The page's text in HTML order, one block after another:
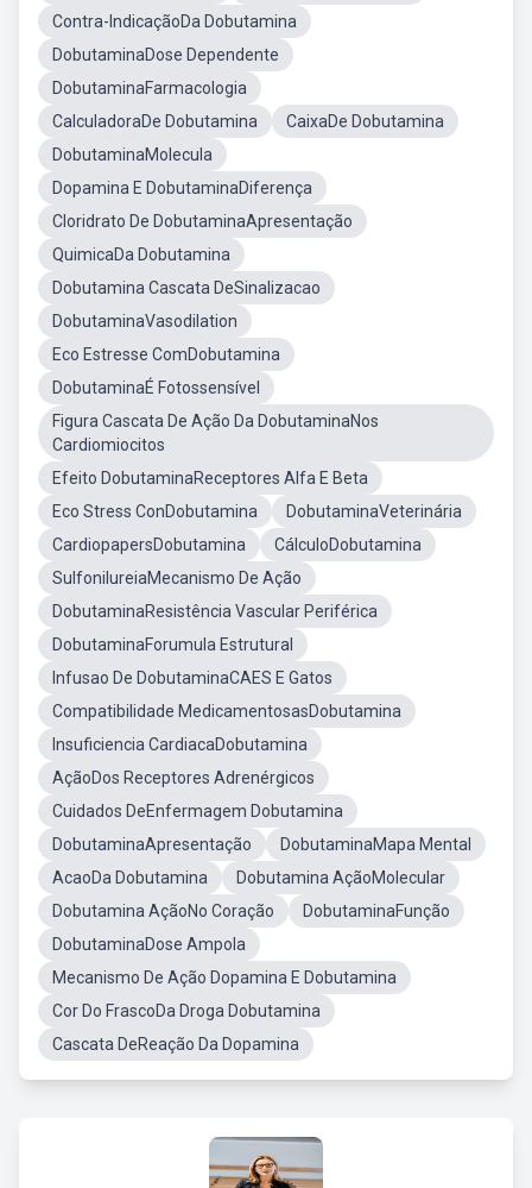
Contra-IndicaçãoDa Dobutamina
DobutaminaDose Dependente
DobutaminaFarmacologia
CalculadoraDe Dobutamina
CaixaDe Dobutamina
DobutaminaMolecula
Dopamina E DobutaminaDiferença
Cloridrato De DobutaminaApresentação
QuimicaDa Dobutamina
Dobutamina Cascata DeSinalizacao
DobutaminaVasodilation
Eco Estresse ComDobutamina
DobutaminaÉ Fotossensível
Figura Cascata De Ação Da DobutaminaNos
Cardiomiocitos
Efeito DobutaminaReceptores Alfa E Beta
Eco Stress ConDobutamina
DobutaminaVeterinária
CardiopapersDobutamina
CálculoDobutamina
SulfonilureiaMecanismo De Ação
DobutaminaResistência Vascular Periférica
DobutaminaForumula Estrutural
Infusao De DobutaminaCAES E Gatos
Compatibilidade MedicamentosasDobutamina
Insuficiencia CardiacaDobutamina
AçãoDos Receptores Adrenérgicos
Cuidados DeEnfermagem Dobutamina
DobutaminaApresentação
DobutaminaMapa Mental
AcaoDa Dobutamina
Dobutamina AçãoMolecular
Dobutamina AçãoNo Coração
DobutaminaFunção
DobutaminaDose Ampola
Mecanismo De Ação Dopamina E Dobutamina
Cor Do FrascoDa Droga Dobutamina
Cascata DeReação Da Dopamina